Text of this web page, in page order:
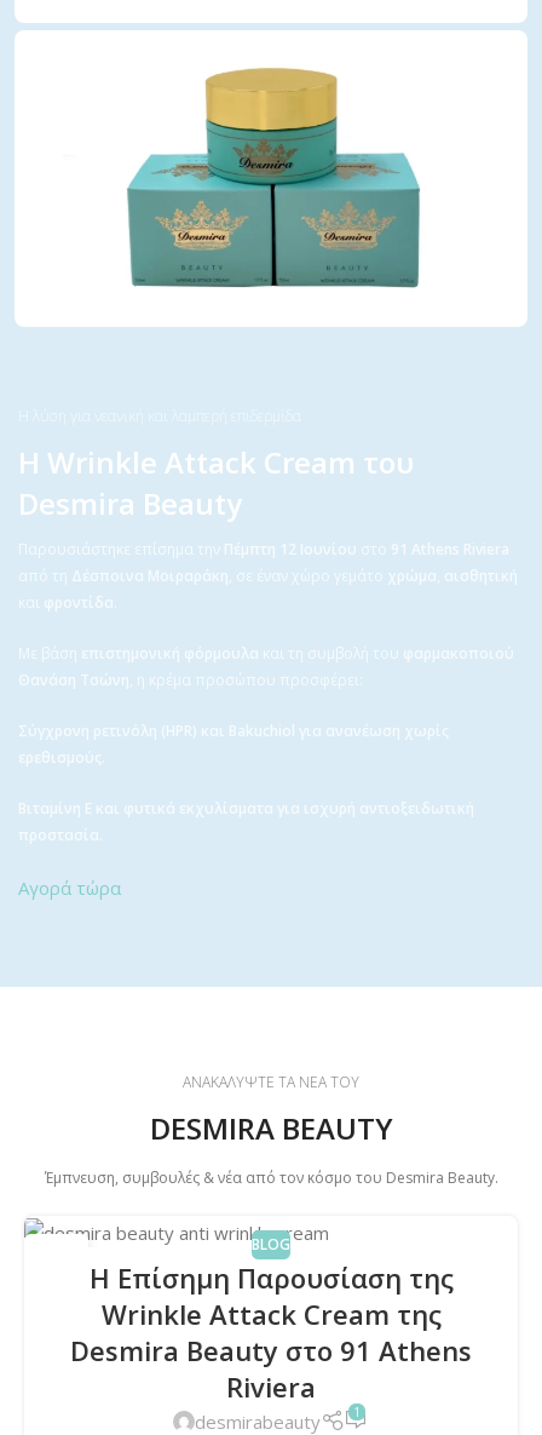
Η λύση για νεανική και λαμπερή επιδερμίδα
Η Wrinkle Attack Cream του
Desmira Beauty
Παρουσιάστηκε επίσημα την Πέμπτη 12 Ιουνίου στο 91 Athens Riviera
από τη Δέσποινα Μοιραράκη, σε έναν χώρο γεμάτο χρώμα, αισθητική
και φροντίδα
Με βάση επιστημονική φόρμουλα και τη συμβολή του φαρμακοποιού
Θανάση Τσώνη, η κρέμα προσώπου προσφέρει:
Σύγχρονη ρετινόλη (HPR) και Bakuchiol για ανανέωση χωρίς
ερεθισμούς.
Βιταμίνη Ε και φυτικά εκχυλίσματα για ισχυρή αντιοξειδωτική
προστασία.
Αγορά τώρα
ΑΝΑΚΑΛΥΨΤΕ ΤΑ ΝΕΑ ΤΟΥ
DESMIRA BEAUTY
Έμπνευση, συμβουλές & νέα από τον κόσμο του Desmira Beauty.
BLOG
Η Επίσημη Παρουσίαση της
Wrinkle Attack Cream της
Desmira Beauty στο 91 Athens
Riviera
desmirabeauty 1